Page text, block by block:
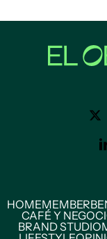
HOMEMEMBER
CAFÉ Y
BRAND STUDIO